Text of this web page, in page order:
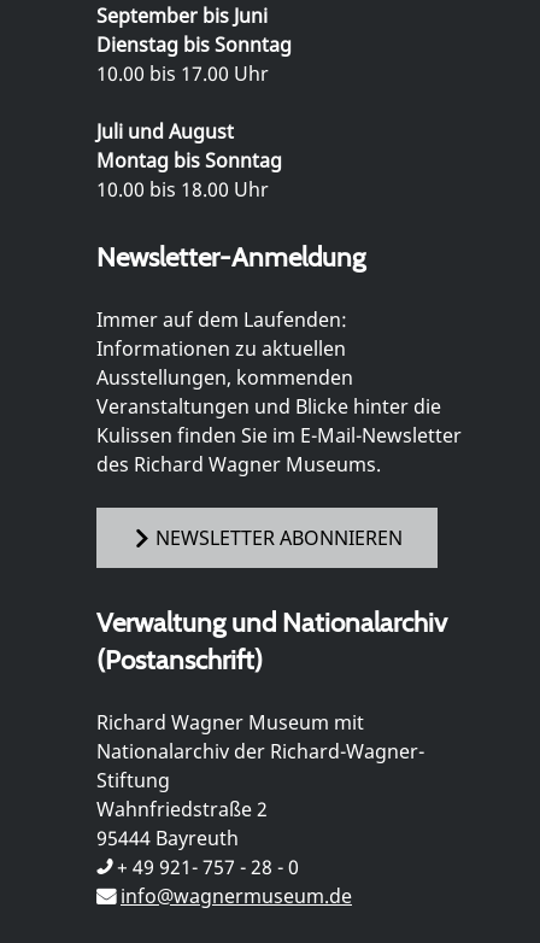
September bis Juni
Dienstag bis Sonntag
10.00 bis 17.00 Uhr
Juli und August
Montag bis Sonntag
10.00 bis 18.00 Uhr
Newsletter-Anmeldung
Immer auf dem Laufenden:
Informationen zu aktuellen
Ausstellungen, kommenden
Veranstaltungen und Blicke hinter die
Kulissen finden Sie im E-Mail-Newsletter
des Richard Wagner Museums.
NEWSLETTER ABONNIEREN
Verwaltung und Nationalarchiv
(Postanschrift)
Richard Wagner Museum mit
Nationalarchiv der Richard-Wagner-
Stiftung
Wahnfriedstraße 2
95444 Bayreuth
+ 49 921- 757 - 28 - 0
info@wagnermuseum.de